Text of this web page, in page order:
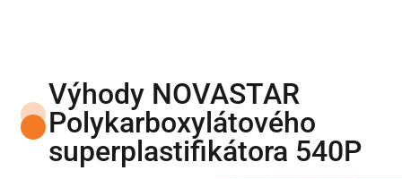
Výhody NOVASTAR
Polykarboxylátového
superplastifikátora 540P